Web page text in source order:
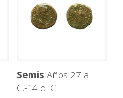
Semis Años 27 a.
C.-14 d. C.